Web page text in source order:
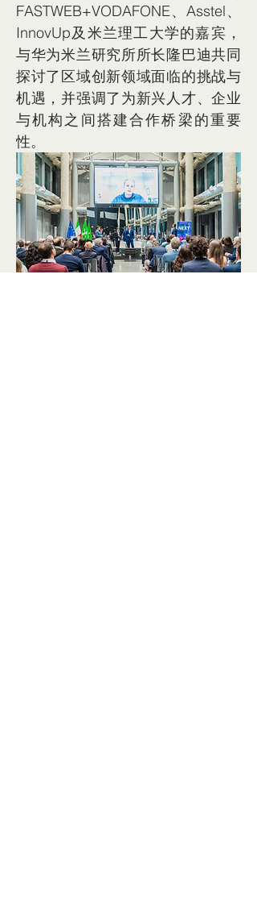
FASTWEB+VODAFONE、Asstel、
InnovUp及米兰理工大学的嘉宾，
与华为米兰研究所所长隆巴迪共同
探讨了区域创新领域面临的挑战与
机遇，并强调了为新兴人才、企业
与机构之间搭建合作桥梁的重要
性。